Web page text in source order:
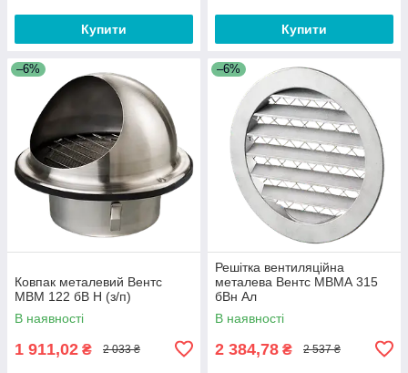
Купити Купити
–6%
Ковпак металевий Вентс
МВМ 122 бВ Н (з/п)
В наявності
1 911,02 ₴ 2 033 ₴
–6%
Решітка вентиляційна
металева Вентс МВМА 315
бВн Ал
В наявності
2 384,78 ₴ 2 537 ₴